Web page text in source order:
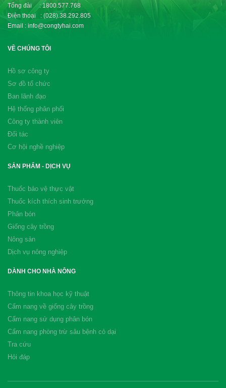
Tổng đài : 1800.577.768
Điện thoại : (028).38.292.805
Email : info@congtyhai.com
VỀ CHÚNG TÔI
Hồ sơ công ty
Sơ đồ tổ chức
Ban lãnh đạo
Hệ thống phân phối
Công ty thành viên
Đối tác
Cơ hội nghề nghiệp
SẢN PHẨM - DỊCH VỤ
Thuốc bảo vệ thực vật
Thuốc kích thích sinh trưởng
Phân bón
Giống cây trồng
Nông sản
Dịch vụ nông nghiệp
DÀNH CHO NHÀ NÔNG
Thông tin khoa học kỹ thuật
Cẩm nang về giống cây trồng
Cẩm nang sử dụng phân bón
Cẩm nang phòng trừ sâu bệnh cỏ dại
Tra cứu
Hỏi đáp